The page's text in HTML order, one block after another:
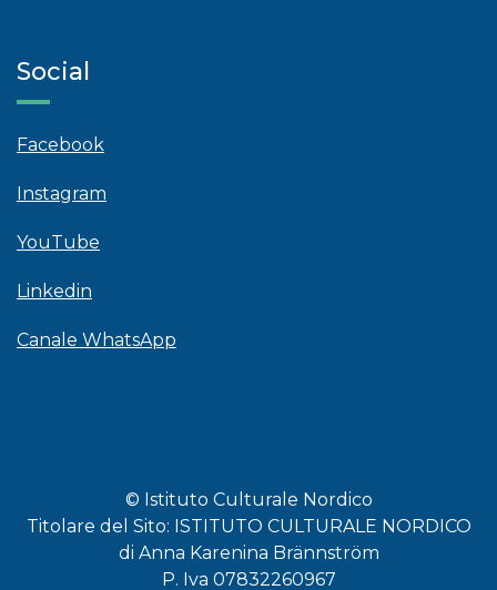
Social
Facebook
Instagram
YouTube
Linkedin
Canale WhatsApp
© Istituto Culturale Nordico
Titolare del Sito: ISTITUTO CULTURALE NORDICO
di Anna Karenina Brännström
P. Iva 07832260967